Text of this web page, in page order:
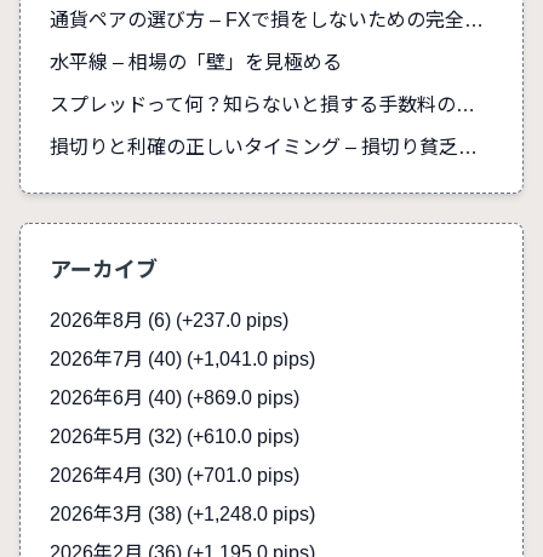
通貨ペアの選び方 – FXで損をしないための完全ガイド
水平線 – 相場の「壁」を見極める
スプレッドって何？知らないと損する手数料の真実
損切りと利確の正しいタイミング – 損切り貧乏を防ぐ
アーカイブ
2026年8月 (6) (+237.0 pips)
2026年7月 (40) (+1,041.0 pips)
2026年6月 (40) (+869.0 pips)
2026年5月 (32) (+610.0 pips)
2026年4月 (30) (+701.0 pips)
2026年3月 (38) (+1,248.0 pips)